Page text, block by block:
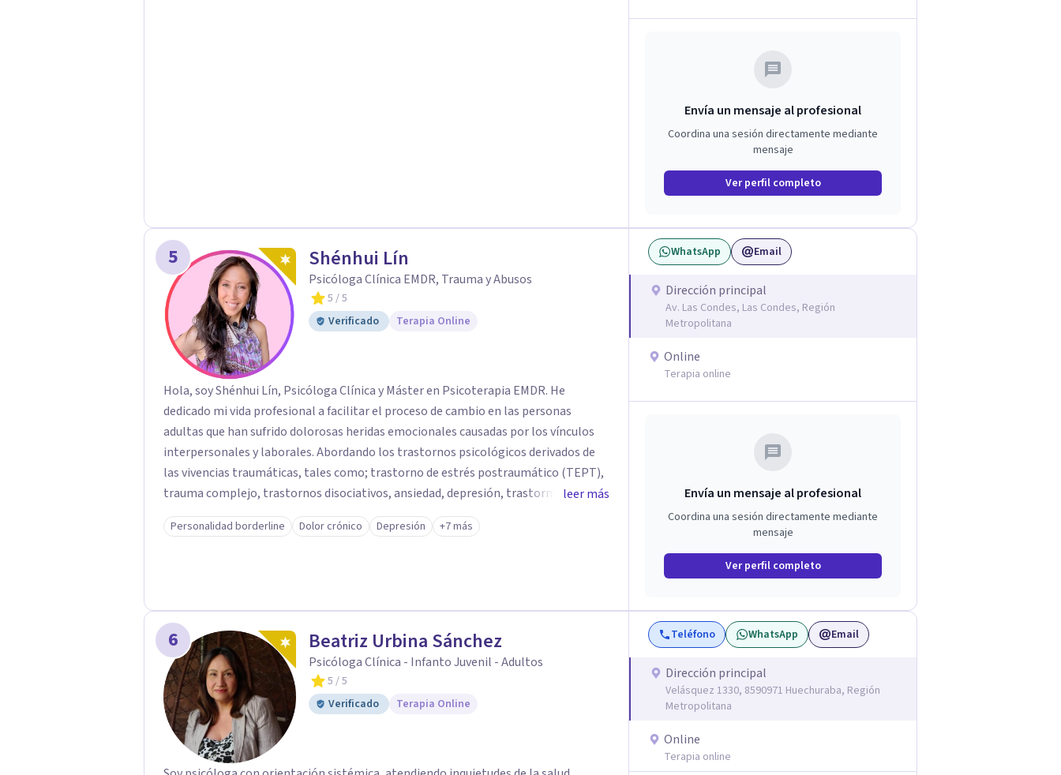
Envía un mensaje al profesional
Coordina una sesión directamente mediante
mensaje
Ver perfil completo
5 Shénhui Lín
Psicóloga Clínica EMDR, Trauma y Abusos
5 / 5
Verificado
Terapia Online
Hola, soy Shénhui Lín, Psicóloga Clínica y Máster en Psicoterapia EMDR. He
dedicado mi vida profesional a facilitar el proceso de cambio en las personas
adultas que han sufrido dolorosas heridas emocionales causadas por los vínculos
interpersonales y laborales. Abordando los trastornos psicológicos derivados de
las vivencias traumáticas, tales como; trastorno de estrés postraumático (TEPT),
trauma complejo, trastornos disociativos, ansiedad, depresión, trastorno límite
de la personalidad. Como también la posibilidad de salir adelante y reparar el daño
en quienes han sido víctimas de abuso, violencia de género, maltrato en ambiente
leer más
Personalidad borderline Dolor crónico Depresión +7 más
WhatsApp Email
Dirección principal
Av. Las Condes, Las Condes, Región
Metropolitana
Online
Terapia online
Envía un mensaje al profesional
Coordina una sesión directamente mediante
mensaje
Ver perfil completo
6 Beatriz Urbina Sánchez
Psicóloga Clínica - Infanto Juvenil - Adultos
5 / 5
Verificado
Terapia Online
Teléfono WhatsApp Email
Dirección principal
Velásquez 1330, 8590971 Huechuraba, Región
Metropolitana
Online
Terapia online